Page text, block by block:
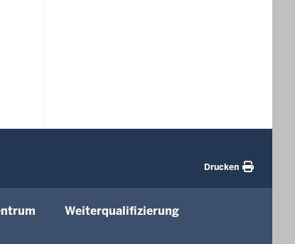
Drucken
Weiterqualifizierung